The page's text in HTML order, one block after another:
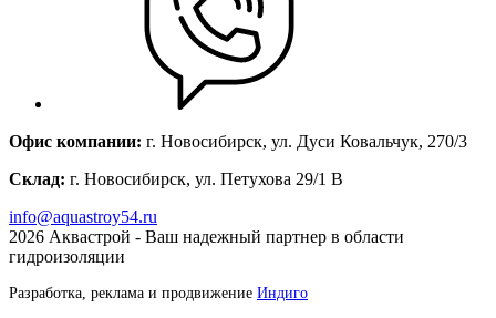
Офис компании: г. Новосибирск, ул. Дуси Ковальчук, 270/3
Склад: г. Новосибирск, ул. Петухова 29/1 В
info@aquastroy54.ru
2026 Аквастрой - Ваш надежный партнер в области
гидроизоляции
Разработка, реклама и продвижение Индиго